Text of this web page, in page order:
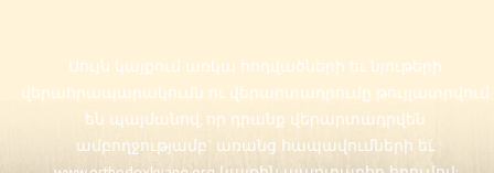
Սույն կայքում առկա հոդվածների եւ նյութերի
վերահրապարակումն ու վերարտադրումը թույլատրվում
են պայմանով, որ դրանք վերարտադրվեն
ամբողջությամբ` առանց հապավումների եւ